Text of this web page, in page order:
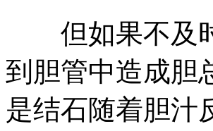
但如果不及时
到胆管中造成胆
是结石随着胆汁